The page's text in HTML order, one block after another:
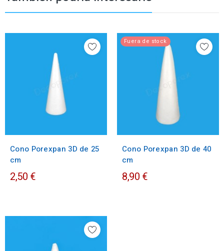
Cono Porexpan 3D de 25
cm
2,50 €
Fuera de stock
Cono Porexpan 3D de 40
cm
8,90 €